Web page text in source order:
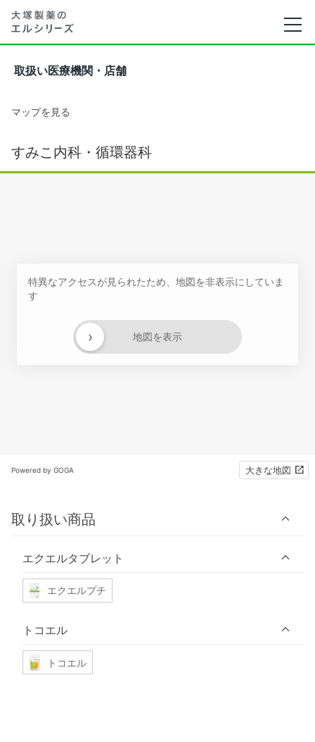
取扱い医療機関・店舗
マップを見る
すみこ内科・循環器科
特異なアクセスが見られたため、地図を非表示にしていま
す
地図を表示
›
Powered by GOGA 大きな地図
取り扱い商品
エクエルタブレット
エクエルプチ
トコエル
トコエル